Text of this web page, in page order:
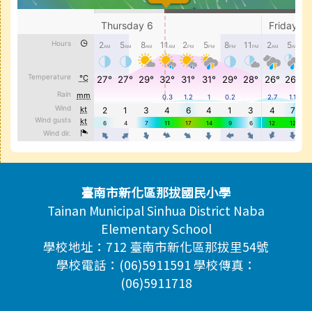
頁尾區域內容臺南市新化區那拔國民小學
Tainan Municipal Sinhua District Naba
Elementary School
學校地址：712 臺南市新化區那拔里54號
學校電話：(06)5911591 學校傳真：
(06)5911718